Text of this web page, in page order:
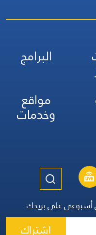
البرامج
مواقع
وخدمات
أسبوعي على بريدك
اشتراك